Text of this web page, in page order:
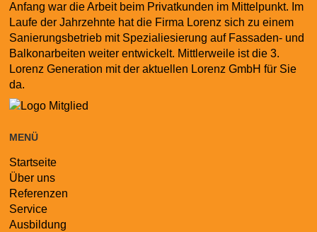
Anfang war die Arbeit beim Privatkunden im Mittelpunkt. Im
Laufe der Jahrzehnte hat die Firma Lorenz sich zu einem
Sanierungsbetrieb mit Spezialiesierung auf Fassaden- und
Balkonarbeiten weiter entwickelt. Mittlerweile ist die 3.
Lorenz Generation mit der aktuellen Lorenz GmbH für Sie
da.
MENÜ
Navigation
überspringen
Startseite
Über uns
Referenzen
Service
Ausbildung